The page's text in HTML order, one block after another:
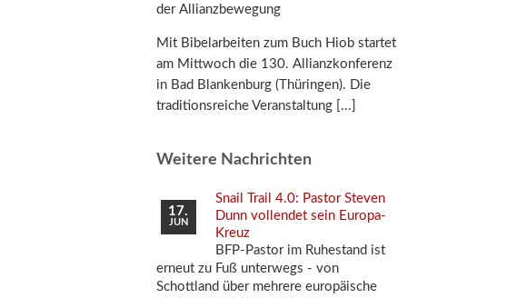
der Allianzbewegung
Mit Bibelarbeiten zum Buch Hiob startet
am Mittwoch die 130. Allianzkonferenz
in Bad Blankenburg (Thüringen). Die
traditionsreiche Veranstaltung
Weitere Nachrichten
17.
JUN
Snail Trail 4.0: Pastor Steven
Dunn vollendet sein Europa-
Kreuz
BFP-Pastor im Ruhestand ist
erneut zu Fuß unterwegs - von
Schottland über mehrere europäische